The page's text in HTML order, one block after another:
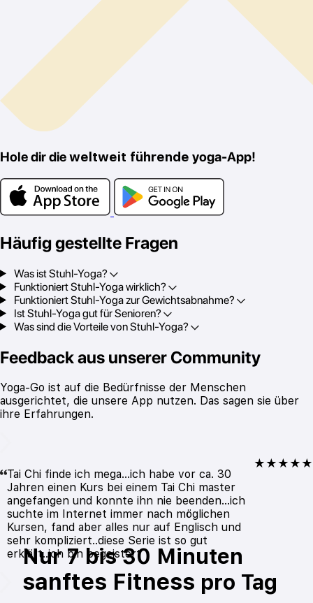
Hole dir dieweltweit führende yoga-App!
Häufig gestellte Fragen
Was ist Stuhl-Yoga?
Funktioniert Stuhl-Yoga wirklich?
Funktioniert Stuhl-Yoga zur Gewichtsabnahme?
Ist Stuhl-Yoga gut für Senioren?
Was sind die Vorteile von Stuhl-Yoga?
Feedback aus unserer Community
Yoga-Go ist auf die Bedürfnisse der Menschen
ausgerichtet, die unsere App nutzen. Das sagen sie über
ihre Erfahrungen.
Tai Chi finde ich mega...ich habe vor ca. 30
Jahren einen Kurs bei einem Tai Chi master
angefangen und konnte ihn nie beenden...ich
suchte im Internet immer nach möglichen
Kursen, fand aber alles nur auf Englisch und
sehr kompliziert..diese Serie ist so gut
erklärt..ich bin begeistert
★★★★★
Nur 7 bis 30 Minuten
sanftes Fitness pro Tag